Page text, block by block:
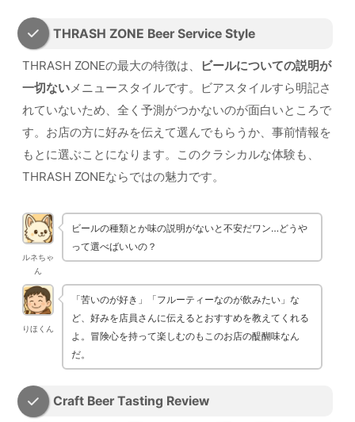
THRASH ZONE Beer Service Style
THRASH ZONEの最大の特徴は、
ビールについての説明が
一切ないメニュースタイルです。ビアスタイルすら明記さ
れていないため、全く予測がつかないのが面白いところで
す。お店の方に好みを伝えて選んでもらうか、事前情報を
もとに選ぶことになります。このクラシカルな体験も、
THRASH ZONEならではの魅力です。
ルネちゃ
ん
ビールの種類とか味の説明がないと不安だワン…どうや
って選べばいいの？
りほくん
「苦いのが好き」「フルーティーなのが飲みたい」な
ど、好みを店員さんに伝えるとおすすめを教えてくれる
よ。冒険心を持って楽しむのもこのお店の醍醐味なん
だ。
Craft Beer Tasting Review